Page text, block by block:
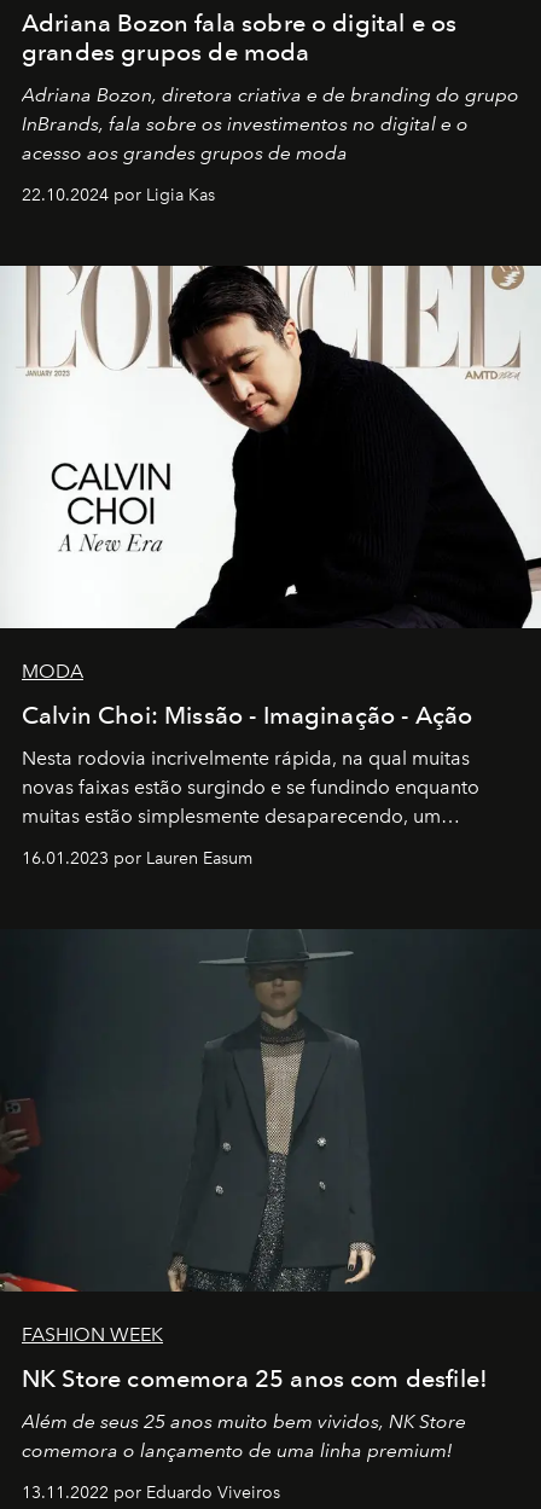
Adriana Bozon fala sobre o digital e os
grandes grupos de moda
Adriana Bozon, diretora criativa e de branding do grupo
InBrands, fala sobre os investimentos no digital e o
acesso aos grandes grupos de moda
22.10.2024 por Ligia Kas
MODA
Calvin Choi: Missão - Imaginação - Ação
Nesta rodovia incrivelmente rápida, na qual muitas
novas faixas estão surgindo e se fundindo enquanto
muitas estão simplesmente desaparecendo, um
transportador AMTD abrindo caminho para muitos
por propósitos, com um claro senso de missão na vida e
16.01.2023 por Lauren Easum
FASHION WEEK
NK Store comemora 25 anos com desfile!
Além de seus 25 anos muito bem vividos, NK Store
comemora o lançamento de uma linha premium!
13.11.2022 por Eduardo Viveiros